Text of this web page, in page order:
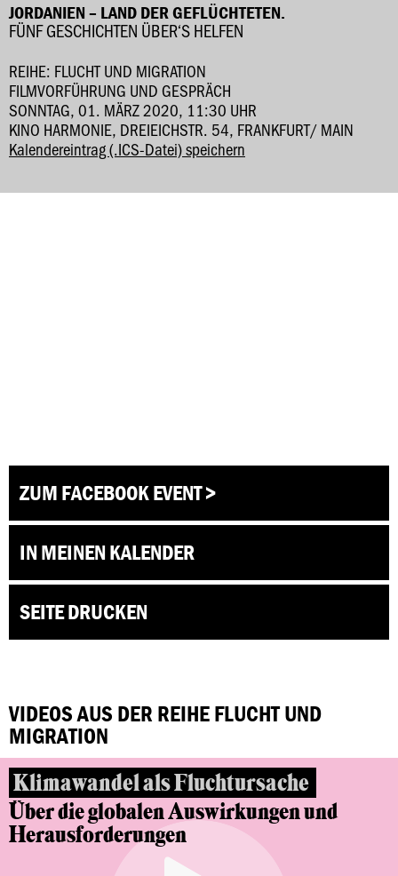
JORDANIEN – LAND DER GEFLÜCHTETEN.
FÜNF GESCHICHTEN ÜBER‘S HELFEN
REIHE: FLUCHT UND MIGRATION
FILMVORFÜHRUNG UND GESPRÄCH
SONNTAG, 01. MÄRZ 2020, 11:30 UHR
KINO HARMONIE, DREIEICHSTR. 54, FRANKFURT/ MAIN
Kalendereintrag (.ICS-Datei) speichern
ZUM FACEBOOK EVENT >
IN MEINEN KALENDER
SEITE DRUCKEN
VIDEOS AUS DER REIHE FLUCHT UND
MIGRATION
Klimawandel als Fluchtursache
Über die globalen Auswirkungen und
Herausforderungen